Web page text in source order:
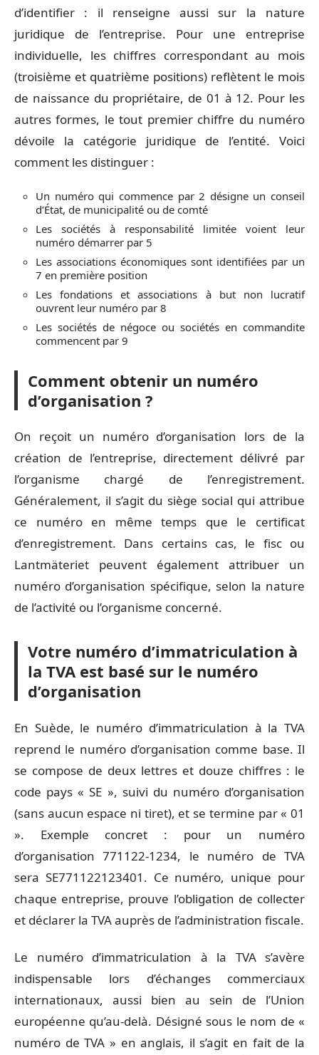
d’identifier : il renseigne aussi sur la nature
juridique de l’entreprise. Pour une entreprise
individuelle, les chiffres correspondant au mois
(troisième et quatrième positions) reflètent le mois
de naissance du propriétaire, de 01 à 12. Pour les
autres formes, le tout premier chiffre du numéro
dévoile la catégorie juridique de l’entité. Voici
comment les distinguer :
Un numéro qui commence par 2 désigne un conseil
d’État, de municipalité ou de comté
Les sociétés à responsabilité limitée voient leur
numéro démarrer par 5
Les associations économiques sont identifiées par un
7 en première position
Les fondations et associations à but non lucratif
ouvrent leur numéro par 8
Les sociétés de négoce ou sociétés en commandite
commencent par 9
Comment obtenir un numéro
d’organisation ?
On reçoit un numéro d’organisation lors de la
création de l’entreprise, directement délivré par
l’organisme chargé de l’enregistrement.
Généralement, il s’agit du siège social qui attribue
ce numéro en même temps que le certificat
d’enregistrement. Dans certains cas, le fisc ou
Lantmäteriet peuvent également attribuer un
numéro d’organisation spécifique, selon la nature
de l’activité ou l’organisme concerné.
Votre numéro d’immatriculation à
la TVA est basé sur le numéro
d’organisation
En Suède, le numéro d’immatriculation à la TVA
reprend le numéro d’organisation comme base. Il
se compose de deux lettres et douze chiffres : le
code pays « SE », suivi du numéro d’organisation
(sans aucun espace ni tiret), et se termine par « 01
». Exemple concret : pour un numéro
d’organisation 771122-1234, le numéro de TVA
sera SE771122123401. Ce numéro, unique pour
chaque entreprise, prouve l’obligation de collecter
et déclarer la TVA auprès de l’administration fiscale.
Le numéro d’immatriculation à la TVA s’avère
indispensable lors d’échanges commerciaux
internationaux, aussi bien au sein de l’Union
européenne qu’au-delà. Désigné sous le nom de «
numéro de TVA » en anglais, il s’agit en fait de la